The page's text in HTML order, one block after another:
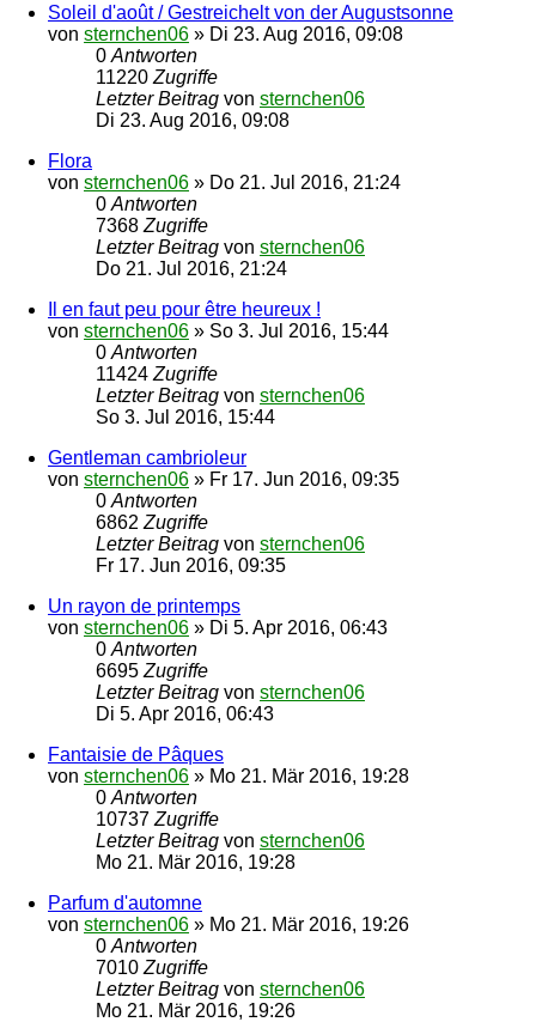
Soleil d'août / Gestreichelt von der Augustsonne
von sternchen06 » Di 23. Aug 2016, 09:08
0 Antworten
11220 Zugriffe
Letzter Beitrag von sternchen06
Di 23. Aug 2016, 09:08
Flora
von sternchen06 » Do 21. Jul 2016, 21:24
0 Antworten
7368 Zugriffe
Letzter Beitrag von sternchen06
Do 21. Jul 2016, 21:24
Il en faut peu pour être heureux !
von sternchen06 » So 3. Jul 2016, 15:44
0 Antworten
11424 Zugriffe
Letzter Beitrag von sternchen06
So 3. Jul 2016, 15:44
Gentleman cambrioleur
von sternchen06 » Fr 17. Jun 2016, 09:35
0 Antworten
6862 Zugriffe
Letzter Beitrag von sternchen06
Fr 17. Jun 2016, 09:35
Un rayon de printemps
von sternchen06 » Di 5. Apr 2016, 06:43
0 Antworten
6695 Zugriffe
Letzter Beitrag von sternchen06
Di 5. Apr 2016, 06:43
Fantaisie de Pâques
von sternchen06 » Mo 21. Mär 2016, 19:28
0 Antworten
10737 Zugriffe
Letzter Beitrag von sternchen06
Mo 21. Mär 2016, 19:28
Parfum d'automne
von sternchen06 » Mo 21. Mär 2016, 19:26
0 Antworten
7010 Zugriffe
Letzter Beitrag von sternchen06
Mo 21. Mär 2016, 19:26